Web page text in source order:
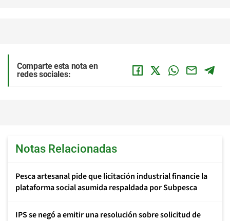
Comparte esta nota en
redes sociales:
Notas Relacionadas
Pesca artesanal pide que licitación industrial financie la
plataforma social asumida respaldada por Subpesca
IPS se negó a emitir una resolución sobre solicitud de